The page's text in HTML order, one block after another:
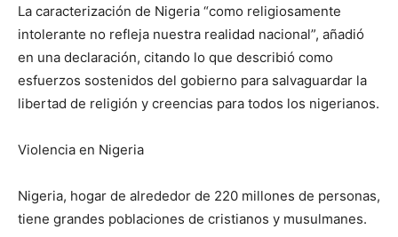
La caracterización de Nigeria “como religiosamente
intolerante no refleja nuestra realidad nacional”, añadió
en una declaración, citando lo que describió como
esfuerzos sostenidos del gobierno para salvaguardar la
libertad de religión y creencias para todos los nigerianos.
Violencia en Nigeria
Nigeria, hogar de alrededor de 220 millones de personas,
tiene grandes poblaciones de cristianos y musulmanes.